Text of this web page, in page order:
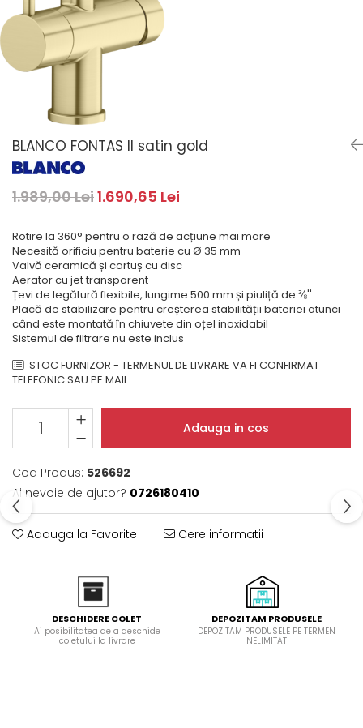
minibaruri incorporabile
Cuptoare
Cuptoare
Cuptoare cu microunde
Cu montare pe perete
Hote cu montare in blat
Hote cu montare pe colt
Hote tip insula
Integrate in tavan
Masini de spalat vase
Complet incorporabile
Partial incorporabile
Plite
Ceramica
Domino( seturi modulare)
incarcare superioara
Masini de spalat rufe cu uscator
Masini de spalat rufe slim
(adancime 40-47 cm)
Vitrine frigorifice si minibaruri
Pachete chiuvete si baterii
BLANCO FONTAS II satin gold
1.989,00 Lei1.690,65 Lei
Rotire la 360° pentru o rază de acțiune mai mare
Necesită orificiu pentru baterie cu Ø 35 mm
Valvă ceramică și cartuș cu disc
Aerator cu jet transparent
Țevi de legătură flexibile, lungime 500 mm și piuliță de ⅜''
Placă de stabilizare pentru creșterea stabilității bateriei atunci
când este montată în chiuvete din oțel inoxidabil
Sistemul de filtrare nu este inclus
STOC FURNIZOR - TERMENUL DE LIVRARE VA FI CONFIRMAT
TELEFONIC SAU PE MAIL
Adauga in cos
Cod Produs: 526692
Ai nevoie de ajutor? 0726180410
Adauga la Favorite Cere informatii
DESCHIDERE COLET
Ai posibilitatea de a deschide
coletului la livrare
DEPOZITAM PRODUSELE
DEPOZITAM PRODUSELE PE TERMEN
NELIMITAT